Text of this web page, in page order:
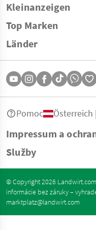
Kleinanzeigen
Top Marken
Länder
Impressum a
Služby
Pomoc Österreich
© Copyright 2026
informácie bez záruky –
marktplatz@landwirt.com